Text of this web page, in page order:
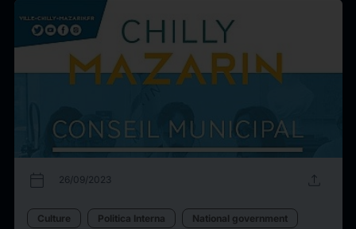
calendar_today 26/09/2023 upload
Culture Politica Interna National government